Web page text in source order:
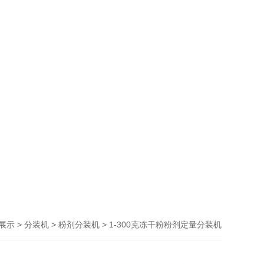
示 > 分装机 > 粉剂分装机 > 1-300克冻干粉粉剂定量分装机